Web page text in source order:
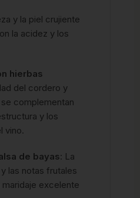
y la piel crujiente
la acidez y los
hierbas
del cordero y
complementan
y los
vino.
de bayas: La
las notas frutales
excelente